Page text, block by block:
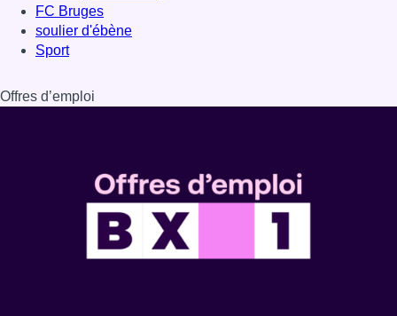
FC Bruges
soulier d'ébène
Sport
Offres d’emploi